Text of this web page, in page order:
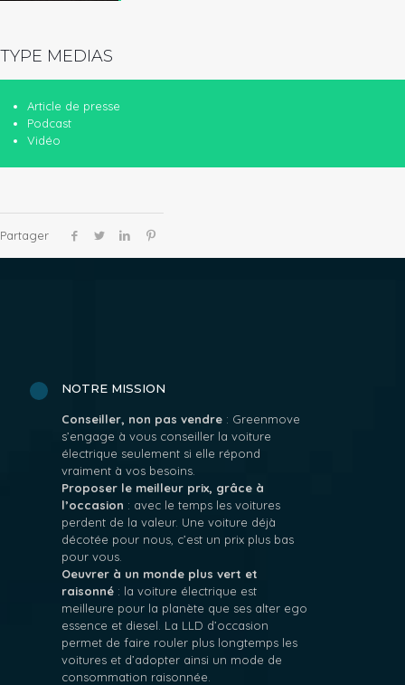
TYPE MEDIAS
Article de presse
Podcast
Vidéo
Partager
NOTRE MISSION
Conseiller, non pas vendre : Greenmove
s’engage à vous conseiller la voiture
électrique seulement si elle répond
vraiment à vos besoins.
Proposer le meilleur prix, grâce à
l’occasion : avec le temps les voitures
perdent de la valeur. Une voiture déjà
décotée pour nous, c’est un prix plus bas
pour vous.
Oeuvrer à un monde plus vert et
raisonné : la voiture électrique est
meilleure pour la planète que ses alter ego
essence et diesel. La LLD d’occasion
permet de faire rouler plus longtemps les
voitures et d’adopter ainsi un mode de
consommation raisonnée.